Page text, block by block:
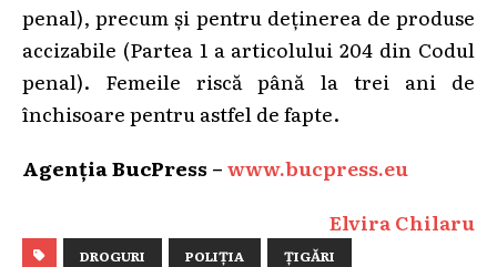
penal), precum și pentru deținerea de produse
accizabile (Partea 1 a articolului 204 din Codul
penal). Femeile riscă până la trei ani de
închisoare pentru astfel de fapte.
Agenția BucPress –www.bucpress.eu
Elvira Chilaru
DROGURI POLIȚIA ȚIGĂRI